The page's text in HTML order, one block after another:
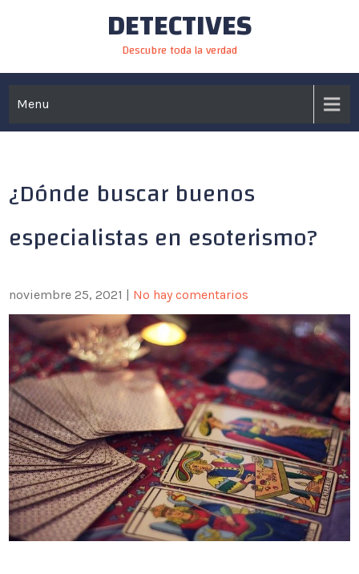
DETECTIVES
Descubre toda la verdad
Menu
¿Dónde buscar buenos
especialistas en esoterismo?
noviembre 25, 2021 | No hay comentarios